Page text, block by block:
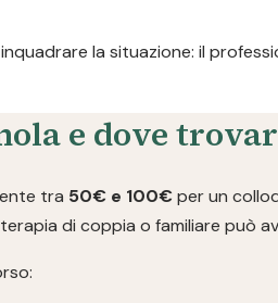
la situazione: il
e dove
tra 50€ e 100€ per un
di coppia o familiare può